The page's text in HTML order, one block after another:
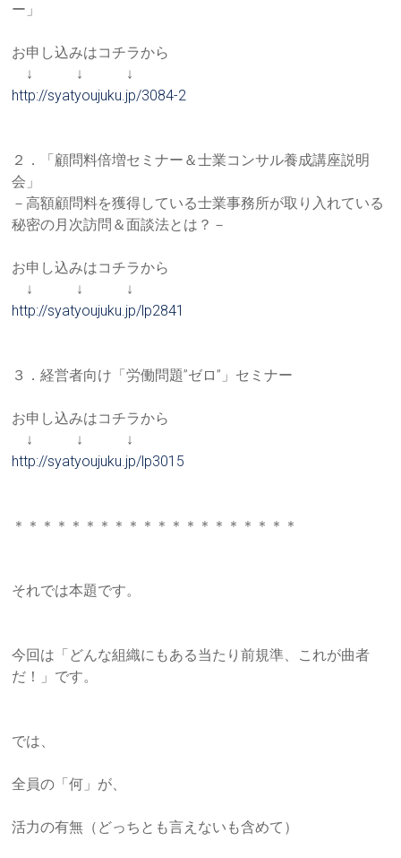
ー」
お申し込みはコチラから
↓ ↓ ↓
http://syatyoujuku.jp/3084-2
２．「顧問料倍増セミナー＆士業コンサル養成講座説明
会」
－高額顧問料を獲得している士業事務所が取り入れている
秘密の月 次訪問＆面談法とは？－
お申し込みはコチラから
↓ ↓ ↓
http://syatyoujuku.jp/lp2841
３．経営者向け「労働問題”ゼロ”」セミナー
お申し込みはコチラから
↓ ↓ ↓
http://syatyoujuku.jp/lp3015
＊＊＊＊＊＊＊＊＊＊＊＊＊＊＊＊＊＊＊＊
それでは本題です。
今回は「どんな組織にもある当たり前規準、これが曲者
だ！」です。
では、
全員の「何」が、
活力の有無（どっちとも言えないも含めて）